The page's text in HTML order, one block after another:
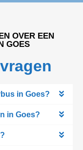
OVER EEN
GOES
in Goes?
in Goes?